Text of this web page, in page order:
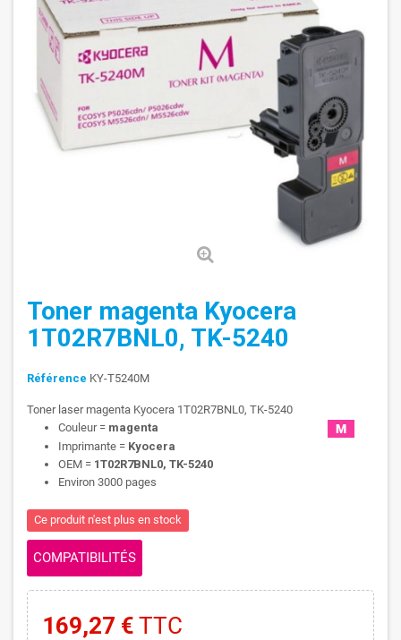
Toner magenta Kyocera
1T02R7BNL0, TK-5240
Référence KY-T5240M
Toner laser magenta Kyocera 1T02R7BNL0, TK-5240
Couleur = magenta
Imprimante = Kyocera
OEM = 1T02R7BNL0, TK-5240
Environ 3000 pages
Ce produit n'est plus en stock
COMPATIBILITÉS
169,27 € TTC